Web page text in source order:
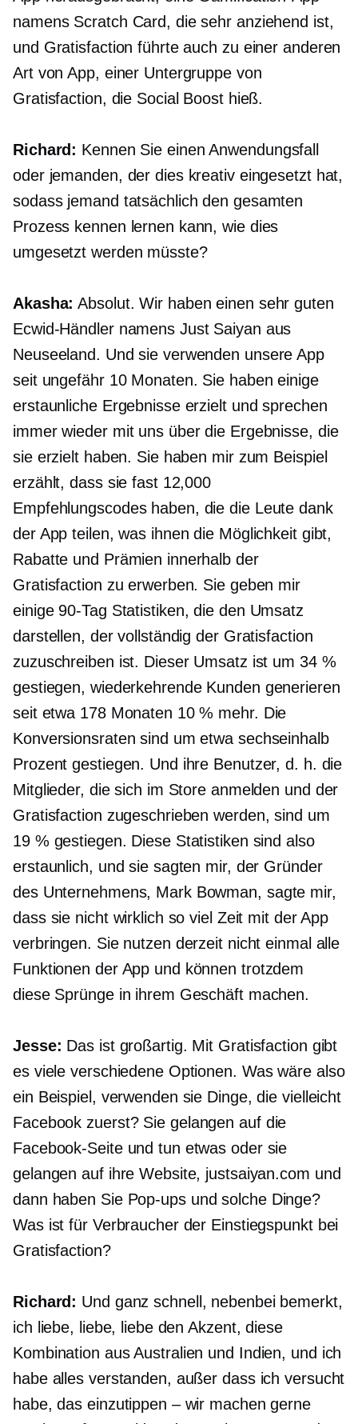
namens Scratch Card, die sehr anziehend ist,
und Gratisfaction führte auch zu einer anderen
Art von App, einer Untergruppe von
Gratisfaction, die Social Boost hieß.
Richard: Kennen Sie einen Anwendungsfall
oder jemanden, der dies kreativ eingesetzt hat,
sodass jemand tatsächlich den gesamten
Prozess kennen lernen kann, wie dies
umgesetzt werden müsste?
Akasha: Absolut. Wir haben einen sehr guten
Ecwid-Händler namens Just Saiyan aus
Neuseeland. Und sie verwenden unsere App
seit ungefähr 10 Monaten. Sie haben einige
erstaunliche Ergebnisse erzielt und sprechen
immer wieder mit uns über die Ergebnisse, die
sie erzielt haben. Sie haben mir zum Beispiel
erzählt, dass sie fast 12,000
Empfehlungscodes haben, die die Leute dank
der App teilen, was ihnen die Möglichkeit gibt,
Rabatte und Prämien innerhalb der
Gratisfaction zu erwerben. Sie geben mir
einige 90-Tag Statistiken, die den Umsatz
darstellen, der vollständig der Gratisfaction
zuzuschreiben ist. Dieser Umsatz ist um 34 %
gestiegen, wiederkehrende Kunden generieren
seit etwa 178 Monaten 10 % mehr. Die
Konversionsraten sind um etwa sechseinhalb
Prozent gestiegen. Und ihre Benutzer, d. h. die
Mitglieder, die sich im Store anmelden und der
Gratisfaction zugeschrieben werden, sind um
19 % gestiegen. Diese Statistiken sind also
erstaunlich, und sie sagten mir, der Gründer
des Unternehmens, Mark Bowman, sagte mir,
dass sie nicht wirklich so viel Zeit mit der App
verbringen. Sie nutzen derzeit nicht einmal alle
Funktionen der App und können trotzdem
diese Sprünge in ihrem Geschäft machen.
Jesse: Das ist großartig. Mit Gratisfaction gibt
es viele verschiedene Optionen. Was wäre also
ein Beispiel, verwenden sie Dinge, die vielleicht
Facebook zuerst?Sie gelangen auf die
Facebook-Seite und tun etwas oder sie
gelangen auf ihre Website, justsaiyan.com und
dann haben Sie Pop-upsund solche Dinge?
Was ist für Verbraucher der Einstiegspunkt bei
Gratisfaction?
Richard: Und ganz schnell, nebenbei bemerkt,
ich liebe, liebe, liebe den Akzent, diese
Kombination aus Australien und Indien, und ich
habe alles verstanden, außer dass ich versucht
habe, das einzutippen – wir machen gerne